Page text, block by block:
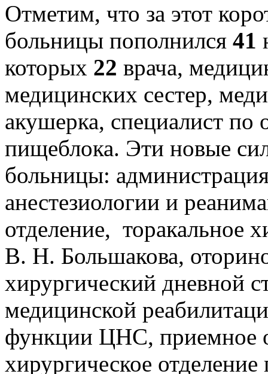
Отметим, что за этот
больницы пополнился 41
которых 22 врача,
медицинских сестер,
акушерка, специалист по
пищеблока. Эти новые
больницы:
анестезиологии и
отделение, торакальное
В. Н. Большакова,
хирургический дневной
медицинской
функции ЦНС, приемное
хирургическое